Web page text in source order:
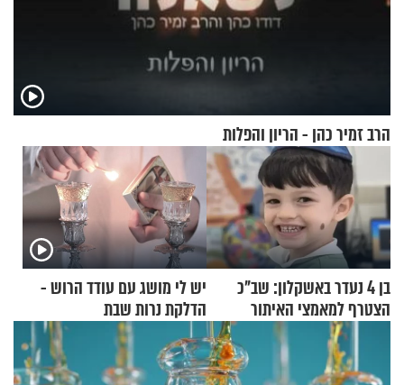
הרב זמיר כהן - הריון והפלות
בן 4 נעדר באשקלון: שב"כ
הצטרף למאמצי האיתור
יש לי מושג עם עודד הרוש -
הדלקת נרות שבת